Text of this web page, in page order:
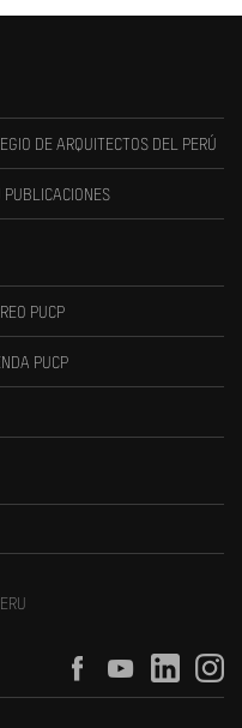
DE ARQUITECTOS DEL PERÚ
PUBLICACIONES
PUCP
PUCP